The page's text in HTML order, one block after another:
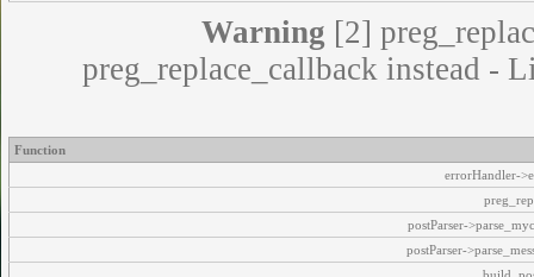
Warning [2]
preg_replace_callback instead -
Function
errorHandler-
postParser-
postParser-